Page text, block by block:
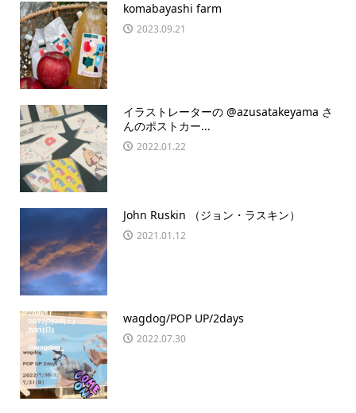
komabayashi farm
2023.09.21
イラストレーターの @azusatakeyama さ
んのポストカー...
2022.01.22
John Ruskin （ジョン・ラスキン）
2021.01.12
wagdog/POP UP/2days
2022.07.30